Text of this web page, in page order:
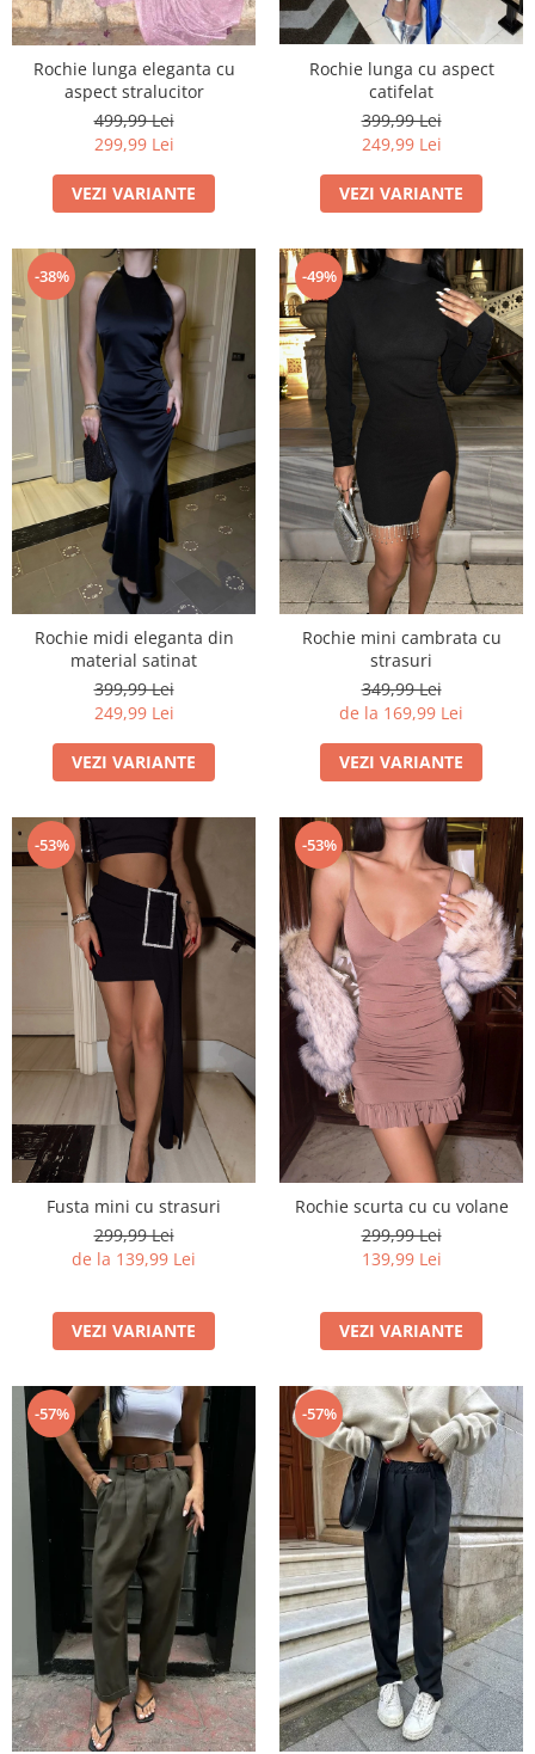
Rochie lunga eleganta cu
aspect stralucitor
499,99 Lei
299,99 Lei
VEZI VARIANTE
Rochie lunga cu aspect
catifelat
399,99 Lei
249,99 Lei
VEZI VARIANTE
-38%
Rochie midi eleganta din
material satinat
399,99 Lei
249,99 Lei
VEZI VARIANTE
-49%
Rochie mini cambrata cu
strasuri
349,99 Lei
de la 169,99 Lei
VEZI VARIANTE
-53%
Fusta mini cu strasuri
299,99 Lei
de la 139,99 Lei
VEZI VARIANTE
-53%
Rochie scurta cu cu volane
299,99 Lei
139,99 Lei
VEZI VARIANTE
-57% -57%